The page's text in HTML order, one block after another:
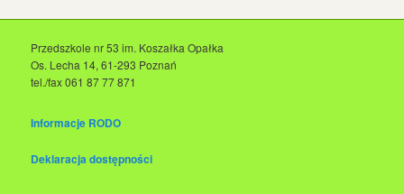
Przedszkole nr 53 im. Koszałka Opałka
Os. Lecha 14, 61-293 Poznań
tel./fax 061 87 77 871
Informacje RODO
Deklaracja dostępności